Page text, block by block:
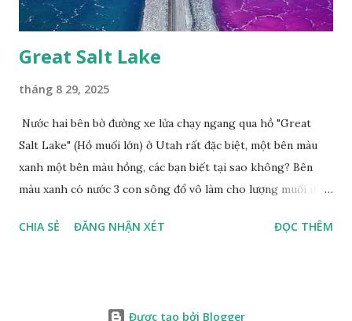
Great Salt Lake
tháng 8 29, 2025
Nước hai bên bờ đường xe lửa chạy ngang qua hồ "Great
Salt Lake" (Hồ muối lớn) ở Utah rất đặc biệt, một bên màu
xanh một bên màu hồng, các bạn biết tại sao không? Bên
màu xanh có nước 3 con sông đổ vô làm cho lượng muối ít,
biển, nhiều sinh vật thích muối sống ở đây, tạo nên màu
CHIA SẺ ĐĂNG NHẬN XÉT ĐỌC THÊM
Được tạo bởi Blogger